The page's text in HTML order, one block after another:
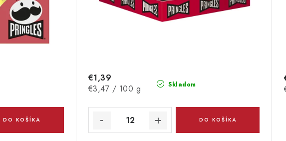
DO KOŠÍKA
Skladom
€1,39
Jednotková
€3,47 / 100 g
DO KOŠÍKA